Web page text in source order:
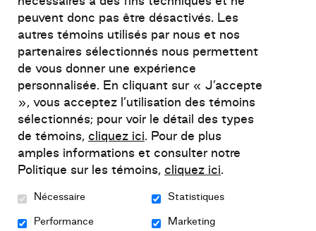
Relief, sur les savoirs expérientiels des
personnes concernées, sur les données issues
de la recherche ainsi que sur l'expertise
développée par nos équipes et nos partenaires
au fil des années.
Relief fait le constat que les organismes
communautaires jouent un rôle essentiel dans
le continuum de soins et de services. Ils
complémentaires, accessibles et ancrées
dans les milieux de vie des personnes.
peuvent donc pas être désactivés. Les
autres témoins utilisés par nous et nos
partenaires sélectionnés nous permettent
de vous donner une expérience
personnalisée. En cliquant sur « J’accepte
», vous acceptez l’utilisation des témoins
sélectionnés; pour voir le détail des types
de témoins, cliquez ici. Pour de plus
amples informations et consulter notre
Politique sur les témoins, cliquez ici.
Nécessaire Statistiques
Performance Marketing